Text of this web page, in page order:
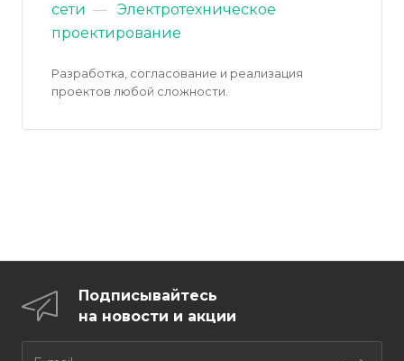
сети — Электротехническое
проектирование
Разработка, согласование и реализация
проектов любой сложности.
Подписывайтесь
на новости и акции